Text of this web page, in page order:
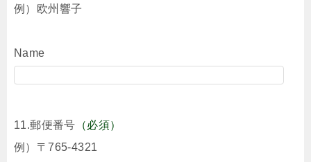
例）欧州響子
Name
11.郵便番号 （必須）
例）〒765-4321